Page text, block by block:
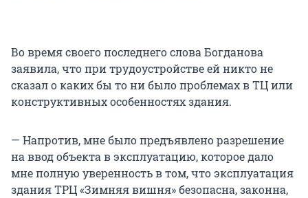
Во время своего последнего слова Богданова
заявила, что при трудоустройстве ей никто не
сказал о каких бы то ни было проблемах в ТЦ или
конструктивных особенностях здания.
— Напротив, мне было предъявлено разрешение
на ввод объекта в эксплуатацию, которое дало
мне полную уверенность в том, что эксплуатация
здания ТРЦ «Зимняя вишня» безопасна, законна,